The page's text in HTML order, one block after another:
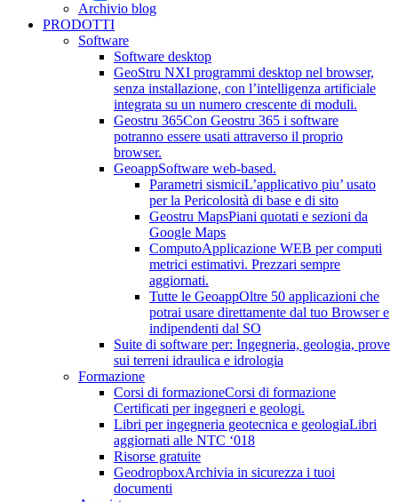
Archivio blog
PRODOTTI
Software
Software desktop
GeoStru NXI programmi desktop nel browser,
senza installazione, con l’intelligenza artificiale
integrata su un numero crescente di moduli.
Geostru 365Con Geostru 365 i software
potranno essere usati attraverso il proprio
browser.
GeoappSoftware web-based.
Parametri sismiciL’applicativo piu’ usato
per la Pericolosità di base e di sito
Geostru MapsPiani quotati e sezioni da
Google Maps
ComputoApplicazione WEB per computi
metrici estimativi. Prezzari sempre
aggiornati.
Tutte le GeoappOltre 50 applicazioni che
potrai usare direttamente dal tuo Browser e
indipendenti dal SO
Suite di software per: Ingegneria, geologia, prove
sui terreni idraulica e idrologia
Formazione
Corsi di formazioneCorsi di formazione
Certificati per ingegneri e geologi.
Libri per ingegneria geotecnica e geologiaLibri
aggiornati alle NTC ‘018
Risorse gratuite
GeodropboxArchivia in sicurezza i tuoi
documenti